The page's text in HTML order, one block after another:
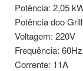
Potência: 2,05
Potência doo
Voltagem: 220V
Frequência: 60Hz
Corrente: 11A